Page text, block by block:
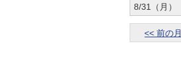
8/31（月）
<< 前の月